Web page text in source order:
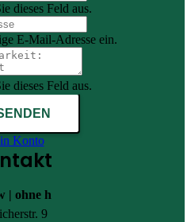
dieses Feld aus.
E-Mail-Adresse ein.
dieses Feld aus.
Konto
| ohne h
9